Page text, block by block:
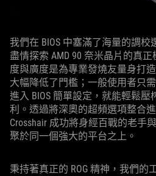
我們在 BIOS 中塞滿了海量的調
盡情探索 AMD 90 奈米晶片的真
度與廣度是為專業發燒友量身打
大幅降低了門檻；一般使用者只
進入 BIOS 簡單設定，就能輕鬆壓
利。透過將深奧的超頻選項整合進
Crosshair 成功將身經百戰的老手
聚於同一個強大的平台之上。
秉持著真正的 ROG 精神，我們的